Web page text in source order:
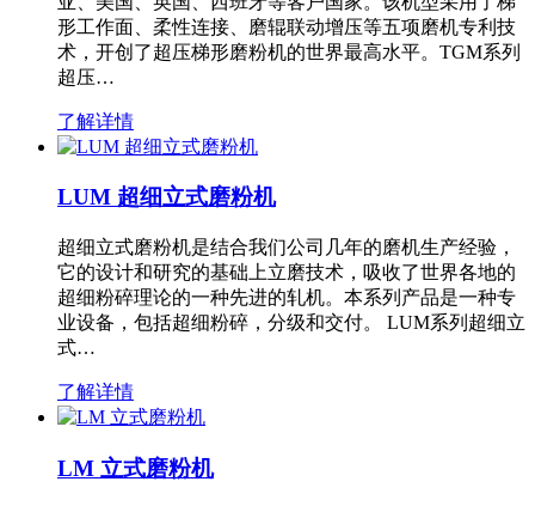
形工作面、柔性连接、磨辊联动增压等五项磨机专利技
术，开创了超压梯形磨粉机的世界最高水平。TGM系列
超压…
了解详情
LUM 超细立式磨粉机
超细立式磨粉机是结合我们公司几年的磨机生产经验，
它的设计和研究的基础上立磨技术，吸收了世界各地的
超细粉碎理论的一种先进的轧机。本系列产品是一种专
业设备，包括超细粉碎，分级和交付。 LUM系列超细立
式…
了解详情
LM 立式磨粉机